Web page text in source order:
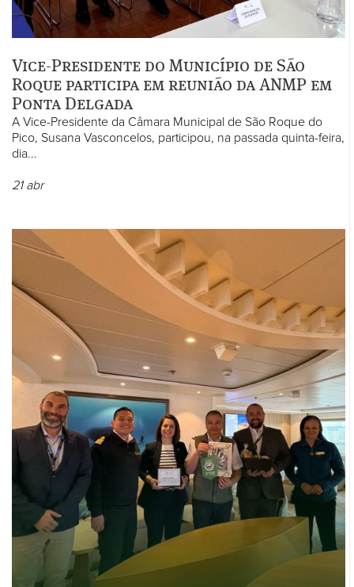
Vice-Presidente do Município de São
Roque participa em reunião da ANMP em
Ponta Delgada
A Vice-Presidente da Câmara Municipal de São Roque do
Pico, Susana Vasconcelos, participou, na passada quinta-feira,
dia...
21 abr